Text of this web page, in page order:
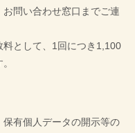
問い合わせ窓口までご連
として、1回につき1,100
有個人データの開示等の